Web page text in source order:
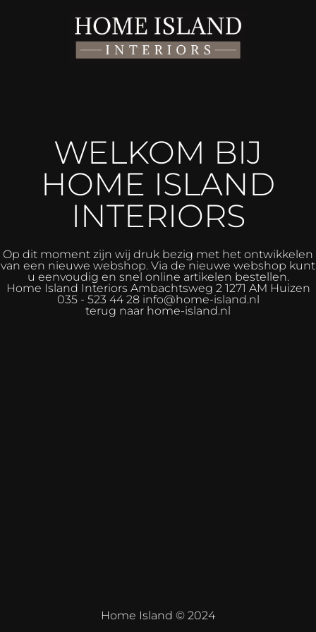
WELKOM BIJ
HOME ISLAND
INTERIORS
Op dit moment zijn wij druk bezig met het ontwikkelen
van een nieuwe webshop. Via de nieuwe webshop kunt
u eenvoudig en snel online artikelen bestellen.
Home Island Interiors Ambachtsweg 2 1271 AM Huizen
035 - 523 44 28 info@home-island.nl
terug naar home-island.nl
Home Island © 2024